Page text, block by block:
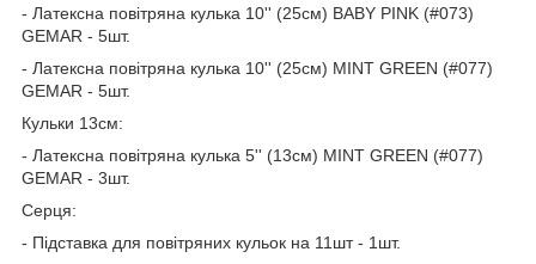
- Латексна повітряна кулька 10'' (25см) BABY PINK (#073)
GEMAR - 5шт.
- Латексна повітряна кулька 10'' (25см) MINT GREEN (#077)
GEMAR - 5шт.
Кульки 13см:
- Латексна повітряна кулька 5'' (13см) MINT GREEN (#077)
GEMAR - 3шт.
Серця:
- Підставка для повітряних кульок на 11шт - 1шт.